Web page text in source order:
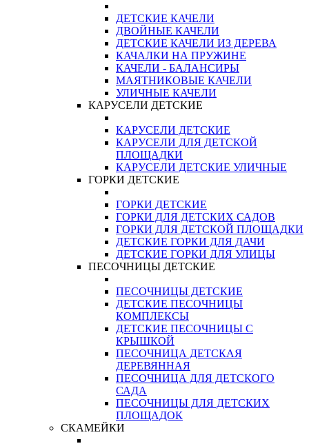
ДЕТСКИЕ КАЧЕЛИ
ДВОЙНЫЕ КАЧЕЛИ
ДЕТСКИЕ КАЧЕЛИ ИЗ ДЕРЕВА
КАЧАЛКИ НА ПРУЖИНЕ
КАЧЕЛИ - БАЛАНСИРЫ
МАЯТНИКОВЫЕ КАЧЕЛИ
УЛИЧНЫЕ КАЧЕЛИ
КАРУСЕЛИ ДЕТСКИЕ
КАРУСЕЛИ ДЕТСКИЕ
КАРУСЕЛИ ДЛЯ ДЕТСКОЙ
ПЛОЩАДКИ
КАРУСЕЛИ ДЕТСКИЕ УЛИЧНЫЕ
ГОРКИ ДЕТСКИЕ
ГОРКИ ДЕТСКИЕ
ГОРКИ ДЛЯ ДЕТСКИХ САДОВ
ГОРКИ ДЛЯ ДЕТСКОЙ ПЛОЩАДКИ
ДЕТСКИЕ ГОРКИ ДЛЯ ДАЧИ
ДЕТСКИЕ ГОРКИ ДЛЯ УЛИЦЫ
ПЕСОЧНИЦЫ ДЕТСКИЕ
ПЕСОЧНИЦЫ ДЕТСКИЕ
ДЕТСКИЕ ПЕСОЧНИЦЫ
КОМПЛЕКСЫ
ДЕТСКИЕ ПЕСОЧНИЦЫ С
КРЫШКОЙ
ПЕСОЧНИЦА ДЕТСКАЯ
ДЕРЕВЯННАЯ
ПЕСОЧНИЦА ДЛЯ ДЕТСКОГО
САДА
ПЕСОЧНИЦЫ ДЛЯ ДЕТСКИХ
ПЛОЩАДОК
СКАМЕЙКИ